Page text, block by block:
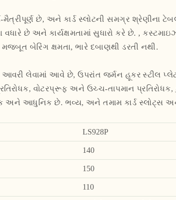
મૈત્રીપૂર્ણ છે, અને કાર્ડ સ્લોટની સમગ્ર શ્રેણીના
છે અને કાર્યક્ષમતામાં સુધારો કરે છે. ,
મજબૂત બેરિંગ ક્ષમતા, ભારે દબાણથી ડરતી નથી.
આવરી લેવામાં આવે છે, ઉપરાંત જર્મન હૂકર સ્ટીલ
વોટરપ્રૂફ અને ઉચ્ચ-તાપમાન પ્રતિરોધક,
આધુનિક છે. ભવ્ય, અને તમામ કાર્ડ સ્લોટ્સ
LS928P
140
150
110